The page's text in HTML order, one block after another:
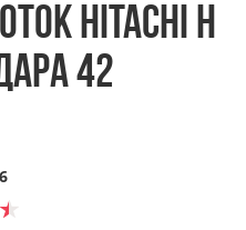
HITACHI H
42